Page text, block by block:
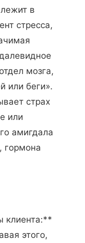
в
стресса,
мозга,
или беги».
страх
или
амигдала
гормона
клиента:**
этого,